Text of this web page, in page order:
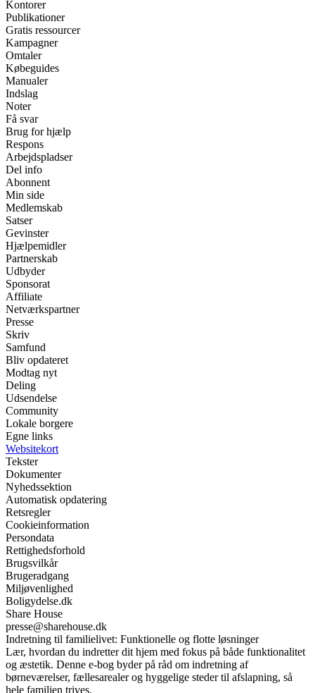
Kontorer
Publikationer
Gratis ressourcer
Kampagner
Omtaler
Købeguides
Manualer
Indslag
Noter
Få svar
Brug for hjælp
Respons
Arbejdspladser
Del info
Abonnent
Min side
Medlemskab
Satser
Gevinster
Hjælpemidler
Partnerskab
Udbyder
Sponsorat
Affiliate
Netværkspartner
Presse
Skriv
Samfund
Bliv opdateret
Modtag nyt
Deling
Udsendelse
Community
Lokale borgere
Egne links
Websitekort
Tekster
Dokumenter
Nyhedssektion
Automatisk opdatering
Retsregler
Cookieinformation
Persondata
Rettighedsforhold
Brugsvilkår
Brugeradgang
Miljøvenlighed
Boligydelse.dk
Share House
presse@sharehouse.dk
Indretning til familielivet: Funktionelle og flotte løsninger
Lær, hvordan du indretter dit hjem med fokus på både funktionalitet
og æstetik. Denne e-bog byder på råd om indretning af
børneværelser, fællesarealer og hyggelige steder til afslapning, så
hele familien trives.